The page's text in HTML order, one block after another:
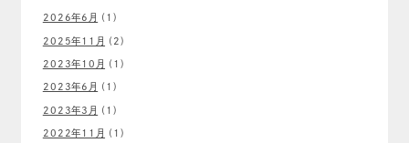
2026年6月 (1)
2025年11月 (2)
2023年10月 (1)
2023年6月 (1)
2023年3月 (1)
2022年11月 (1)